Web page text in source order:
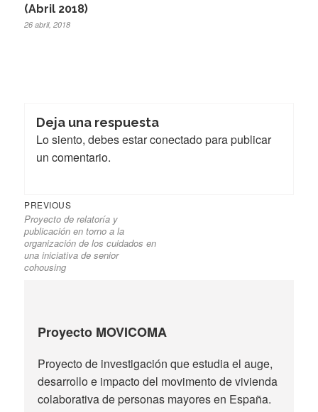
(Abril 2018)
26 abril, 2018
Deja una respuesta
Lo siento, debes estarconectadopara publicar
un comentario.
Navegación
de
entradas
PREVIOUSPrevious
post:
Proyecto de relatoría y
publicación en torno a la
organización de los cuidados en
una iniciativa de senior
cohousing
Proyecto MOVICOMA
Proyecto de investigación que estudia el auge,
desarrollo e impacto del movimento de vivienda
colaborativa de personas mayores en España.